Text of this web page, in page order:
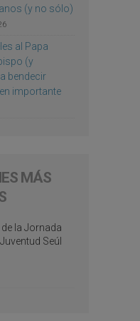
(y no sólo)
al Papa
(y
bendecir
importante
MÁS
la Jornada
Seúl